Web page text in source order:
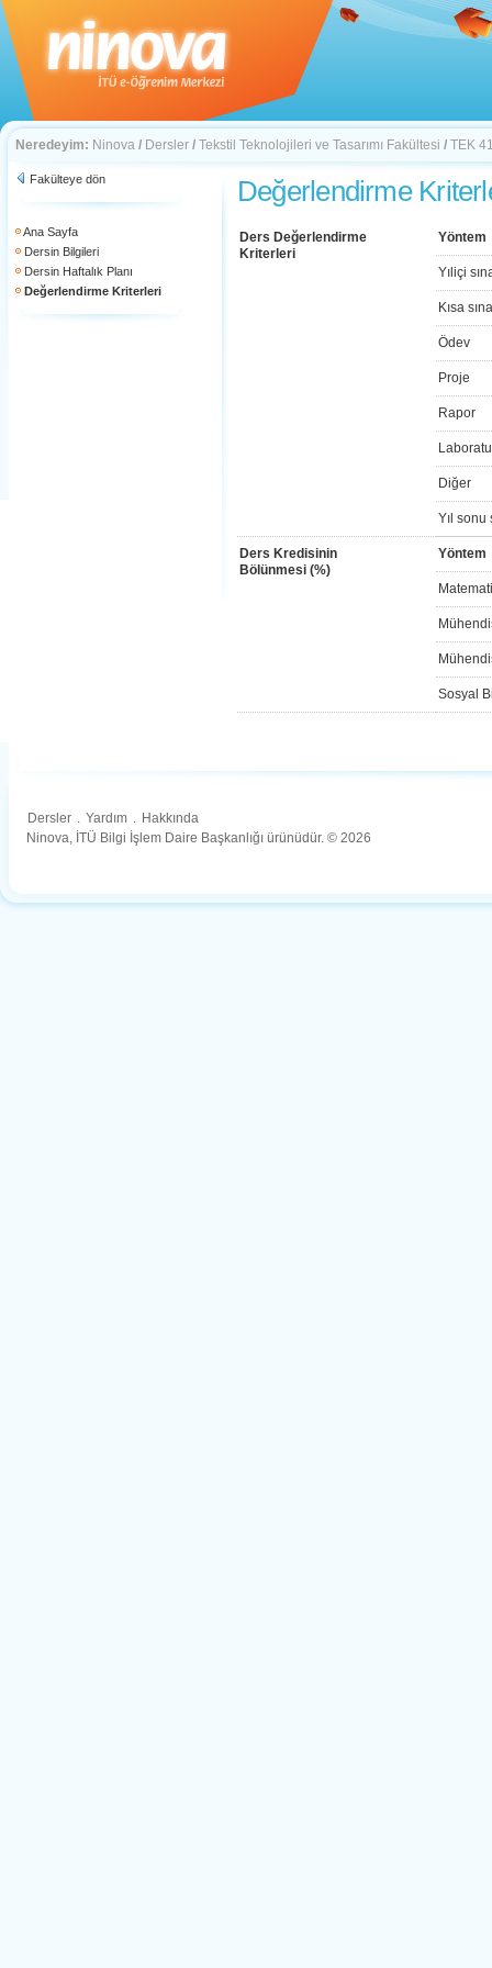
Neredeyim: Ninova / Dersler / Tekstil Teknolojileri ve Tasarımı Fakültesi / TEK
Fakülteye dön
Ana Sayfa
Dersin Bilgileri
Dersin Haftalık Planı
Değerlendirme Kriterleri
Değerlendirme
Ders Değerlendirme
Kriterleri
Yöntem
Yıliçi
Kısa
Ödev
Proje
Rapor
Diğer
Yıl sonu
Ders Kredisinin
Bölünmesi (%)
Yöntem
Sosyal
Dersler . Yardım . Hakkında
Ninova, İTÜ Bilgi İşlem Daire Başkanlığı ürünüdür. © 2026